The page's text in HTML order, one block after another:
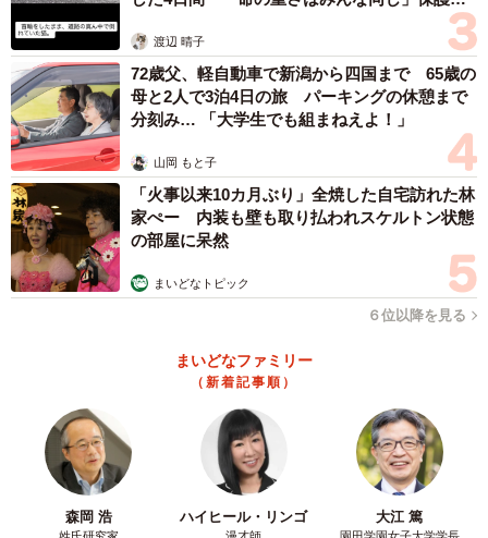
渡辺 晴子
72歳父、軽自動車で新潟から四国まで 65歳の
母と2人で3泊4日の旅 パーキングの休憩まで
分刻み… 「大学生でも組まねえよ！」
山岡 もと子
「火事以来10カ月ぶり」全焼した自宅訪れた林
家ぺー 内装も壁も取り払われスケルトン状態
の部屋に呆然
まいどなトピック
６位以降を見る
まいどなファミリー
（新着記事順）
森岡 浩 ハイヒール・リンゴ 大江 篤